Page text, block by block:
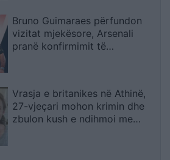
Bruno Guimaraes përfundon
vizitat mjekësore, Arsenali
pranë konfirmimit të
Vrasja e britanikes në Athinë,
27-vjeçari mohon krimin dhe
zbulon kush e ndihmoi me